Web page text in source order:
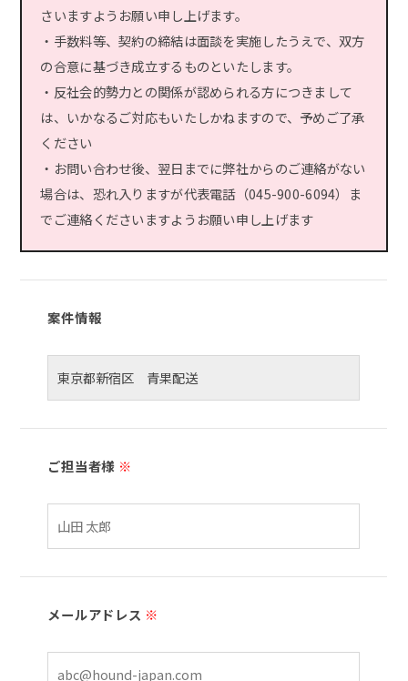
さいますようお願い申し上げます。
・手数料等、契約の締結は面談を実施したうえで、双方
の合意に基づき成立するものといたします。
・反社会的勢力との関係が認められる方につきまして
は、いかなるご対応もいたしかねますので、予めご了承
ください
・お問い合わせ後、翌日までに弊社からのご連絡がない
場合は、恐れ入りますが代表電話（045-900-6094）ま
でご連絡くださいますようお願い申し上げます
案件情報
ご担当者様 ※
メールアドレス ※